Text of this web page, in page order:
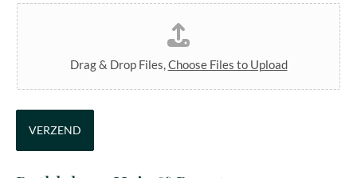
Drag & Drop Files,Choose Files to Upload
VERZEND